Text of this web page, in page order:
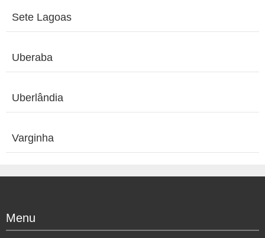
Sete Lagoas
Uberaba
Uberlândia
Varginha
Menu